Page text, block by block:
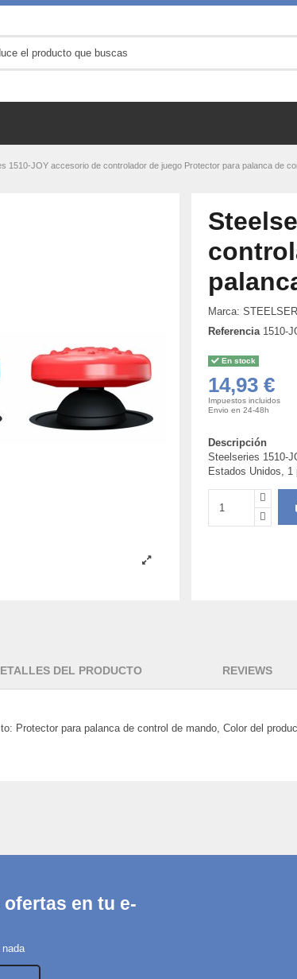
1510-JOY accesorio de controlador de juego Protector para palanca de
Marca:
Referencia 1510-
En stock
14,93 €
Impuestos incluidos
Envio en 24-48h
Descripción
Steelseries 1510-
Estados Unidos, 1
DEL PRODUCTO REVIEWS
Protector para palanca de control de mando, Color del
en tu e-